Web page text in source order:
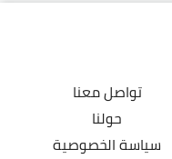
تواصل معنا
حولنا
سياسة الخصوصية